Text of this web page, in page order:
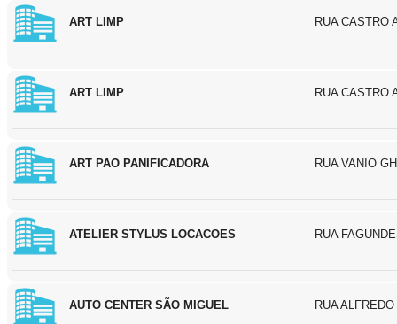
ART LIMP RUA CASTRO
ART LIMP RUA CASTRO
ART PAO PANIFICADORA RUA VANIO
ATELIER STYLUS LOCACOES RUA
AUTO CENTER SÃO MIGUEL RUA